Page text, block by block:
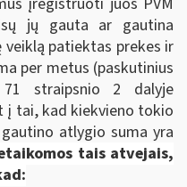
jų gauta ar gautina
patiektas prekes ir
per metus (paskutinius
straipsnio 2 dalyje
į tai, kad kiekvieno tokio
atlygio suma yra
tais atvejais,